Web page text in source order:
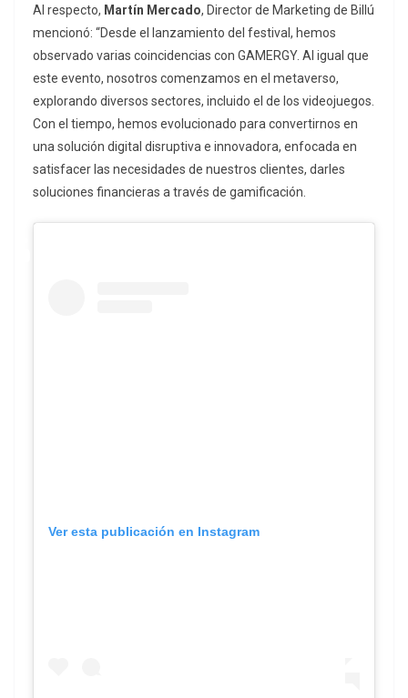
Al respecto, Martín Mercado, Director de Marketing de Billú
mencionó: “Desde el lanzamiento del festival, hemos
observado varias coincidencias con GAMERGY. Al igual que
este evento, nosotros comenzamos en el metaverso,
explorando diversos sectores, incluido el de los videojuegos.
Con el tiempo, hemos evolucionado para convertirnos en
una solución digital disruptiva e innovadora, enfocada en
satisfacer las necesidades de nuestros clientes, darles
soluciones financieras a través de gamificación.
Ver esta publicación en Instagram